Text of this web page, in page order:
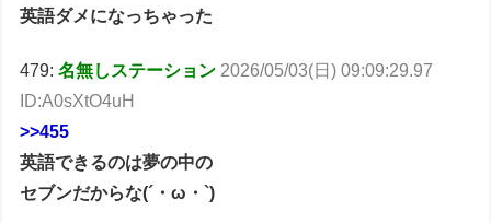
英語ダメになっちゃった
479:名無しステーション 2026/05/03(日) 09:09:29.97
ID:A0sXtO4uH
>>455
英語できるのは夢の中の
セブンだからな(´・ω・`)